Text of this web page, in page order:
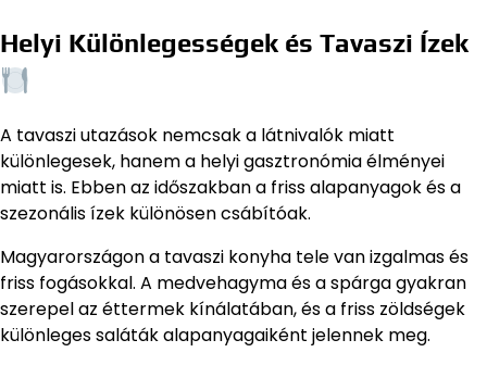
Helyi Különlegességek és Tavaszi Ízek
A tavaszi utazások nemcsak a látnivalók miatt
különlegesek, hanem a helyi gasztronómia élményei
miatt is. Ebben az időszakban a friss alapanyagok és a
szezonális ízek különösen csábítóak.
Magyarországon a tavaszi konyha tele van izgalmas és
friss fogásokkal. A medvehagyma és a spárga gyakran
szerepel az éttermek kínálatában, és a friss zöldségek
különleges saláták alapanyagaiként jelennek meg.